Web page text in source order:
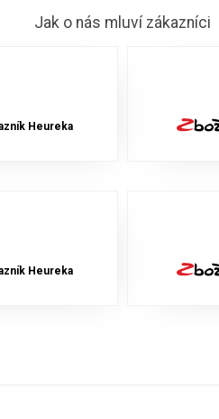
Jak o nás mluví zákazníci
Heureka
Heureka